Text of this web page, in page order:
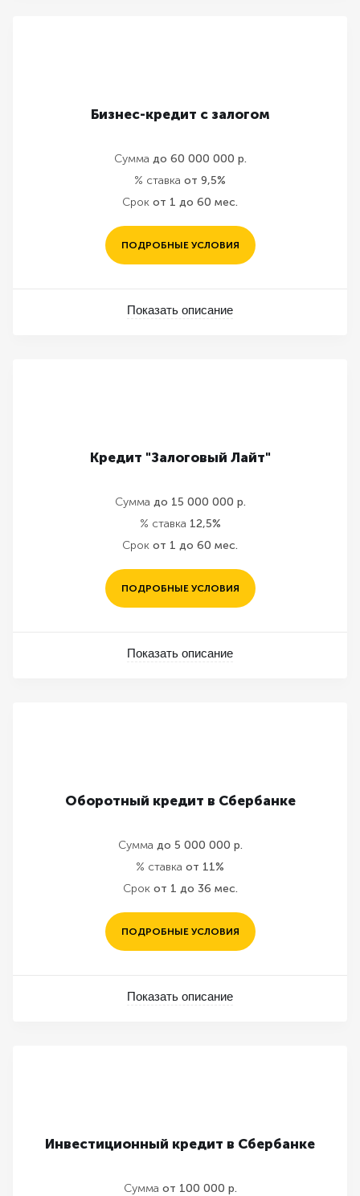
Бизнес-кредит с залогом
Сумма до 60 000 000 р.
% ставка от 9,5%
Срок от 1 до 60 мес.
ПОДРОБНЫЕ УСЛОВИЯ
Показать описание
Кредит "Залоговый Лайт"
Сумма до 15 000 000 р.
% ставка 12,5%
Срок от 1 до 60 мес.
ПОДРОБНЫЕ УСЛОВИЯ
Показать описание
Оборотный кредит в Сбербанке
Сумма до 5 000 000 р.
% ставка от 11%
Срок от 1 до 36 мес.
ПОДРОБНЫЕ УСЛОВИЯ
Показать описание
Инвестиционный кредит в Сбербанке
Сумма от 100 000 р.